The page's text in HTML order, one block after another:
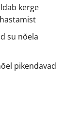
kerge
su nõela
pikendavad